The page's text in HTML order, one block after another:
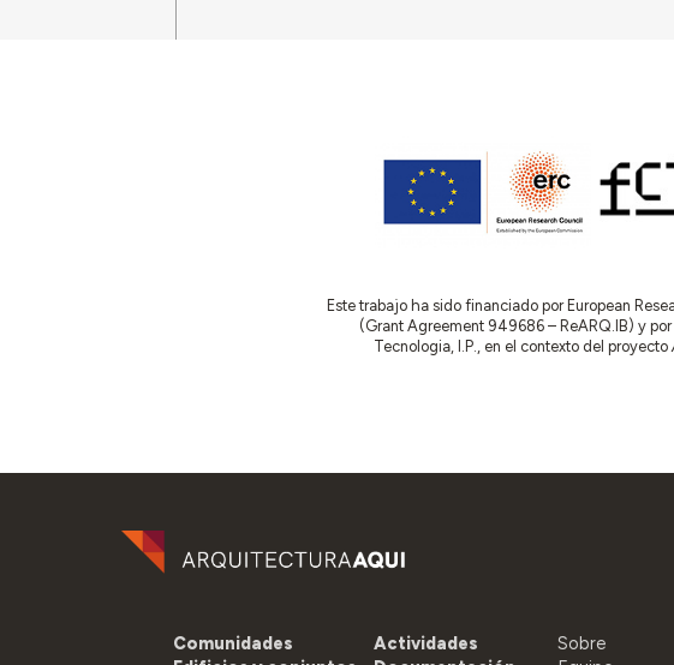
Este trabajo ha sido financiado por European
(Grant Agreement 949686 – ReARQ.IB) y
Tecnologia, I.P., en el contexto del proyecto
Comunidades
Actividades
Sobre